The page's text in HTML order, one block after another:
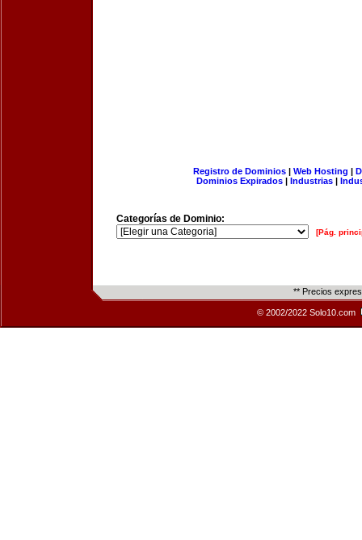
Registro de Dominios| Web Hosting |
Dominios Expirados | Industrias |
Categorías de Dominio:
[Pág.
** Precios
© 2002/2022 Solo10.com